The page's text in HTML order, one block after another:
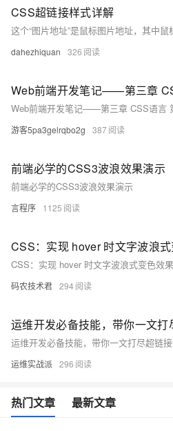
CSS超链接样式详解
dahezhiquan 326
游客5pa3gelrqbo2g 387
前端必学的CSS3波浪效果演示
前端必学的CSS3波浪效果演示
言程序 1125
CSS：实现 hover 时文字波浪
CSS：实现 hover 时文字波浪式变色效果
码农技术君 294
运维开发必备技能，带你一文打尽超链接
运维实战派 296
热门文章 最新文章